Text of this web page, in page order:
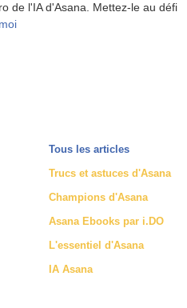
de l'IA d'Asana. Mettez-le au défi
Tous les articles
Trucs et astuces d'Asana
Champions d'Asana
Asana Ebooks par i.DO
L'essentiel d'Asana
IA Asana